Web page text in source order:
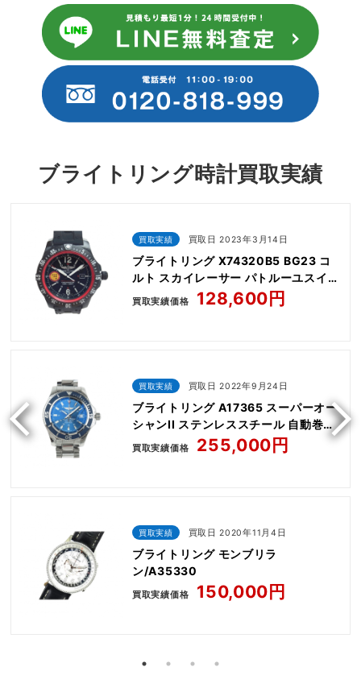
ブライトリング時計買取実績
買取実績 買取日 2023年3月14日
ブライトリング X74320B5 BG23 コ
ルト スカイレーサー パトルーユスイス
クォーツ ウォッチ ブラック
買取実績価格 128,600円
買取実績 買取日 2022年9月24日
ブライトリング A17365 スーパーオー
シャンII ステンレススチール 自動巻き
シルバー
買取実績価格 255,000円
買取実績 買取日 2020年11月4日
ブライトリング モンブリラ
ン/A35330
買取実績価格 150,000円